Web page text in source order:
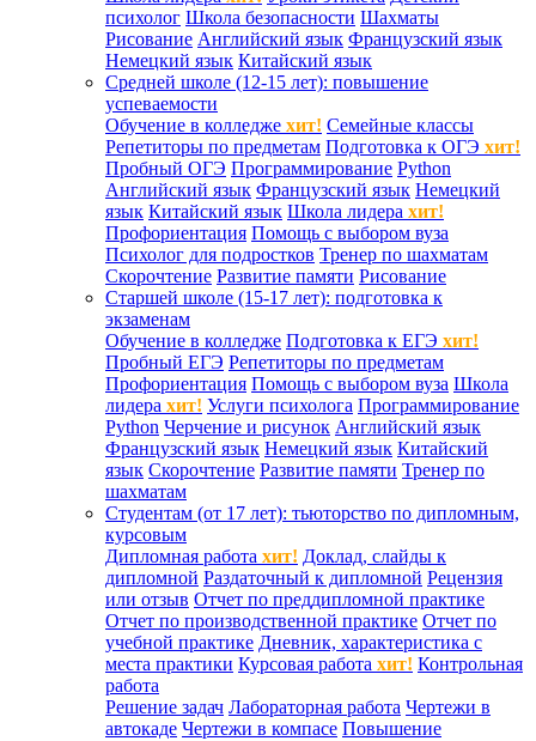
психолог Школа безопасности Шахматы
Рисование Английский язык Французский язык
Немецкий язык Китайский язык
Средней школе (12-15 лет): повышение
успеваемости
Обучение в колледже хит! Семейные классы
Репетиторы по предметам Подготовка к ОГЭ хит!
Пробный ОГЭ Программирование Python
Английский язык Французский язык Немецкий
язык Китайский язык Школа лидера хит!
Профориентация Помощь с выбором вуза
Психолог для подростков Тренер по шахматам
Скорочтение Развитие памяти Рисование
Старшей школе (15-17 лет): подготовка к
экзаменам
Обучение в колледже Подготовка к ЕГЭ хит!
Пробный ЕГЭ Репетиторы по предметам
Профориентация Помощь с выбором вуза Школа
лидера хит! Услуги психолога Программирование
Python Черчение и рисунок Английский язык
Французский язык Немецкий язык Китайский
язык Скорочтение Развитие памяти Тренер по
шахматам
Студентам (от 17 лет): тьюторство по дипломным,
курсовым
Дипломная работа хит! Доклад, слайды к
дипломной Раздаточный к дипломной Рецензия
или отзыв Отчет по преддипломной практике
Отчет по производственной практике Отчет по
учебной практике Дневник, характеристика с
места практики Курсовая работа хит! Контрольная
работа
Решение задач Лабораторная работа Чертежи в
автокаде Чертежи в компасе Повышение